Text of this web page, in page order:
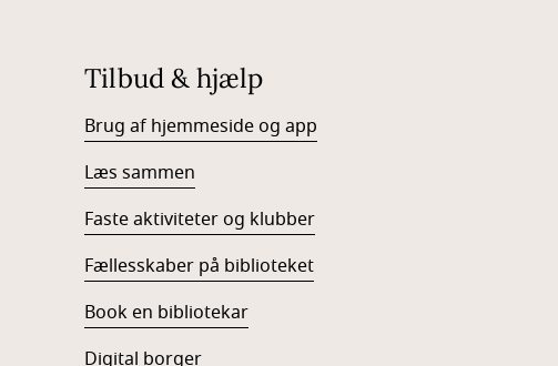
Tilbud & hjælp
Brug af hjemmeside og app
Læs sammen
Faste aktiviteter og klubber
Fællesskaber på biblioteket
Book en bibliotekar
Digital borger